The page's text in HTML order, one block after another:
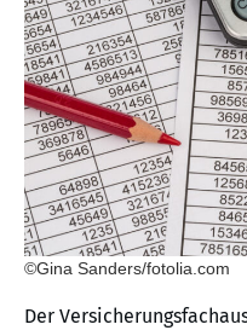
©Gina Sanders/fotolia.com
Der